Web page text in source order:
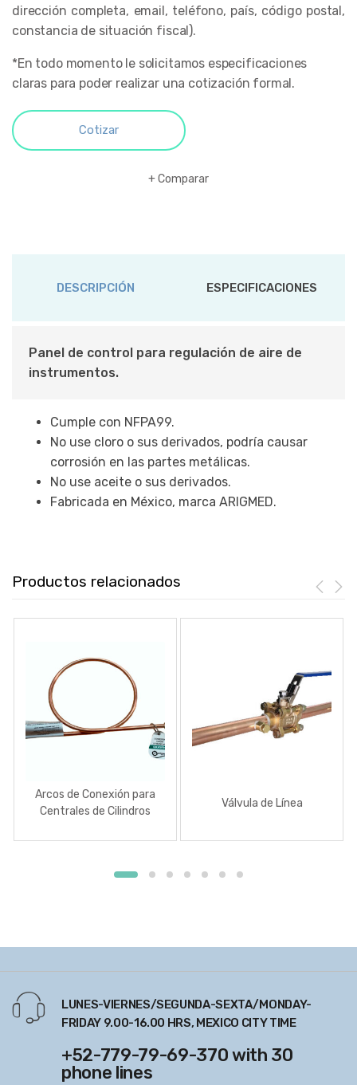
dirección completa, email, teléfono, país, código postal,
constancia de situación fiscal).
*En todo momento le solicitamos especificaciones
claras para poder realizar una cotización formal.
Cotizar
Comparar
DESCRIPCIÓN ESPECIFICACIONES
Panel de control para regulación de aire de
instrumentos.
Cumple con NFPA99.
No use cloro o sus derivados, podría causar
corrosión en las partes metálicas.
No use aceite o sus derivados.
Fabricada en México, marca ARIGMED.
Productos relacionados
Arcos de Conexión para
Centrales de Cilindros
Válvula de Línea
LUNES-VIERNES/SEGUNDA-SEXTA/MONDAY-
FRIDAY 9.00-16.00 HRS, MEXICO CITY TIME
+52-779-79-69-370 with 30
phone lines